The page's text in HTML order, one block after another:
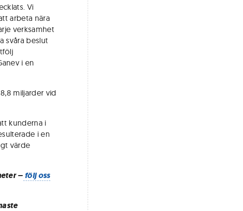
Vi
arbeta nära
verksamhet
svåra beslut
i en
miljarder vid
kunderna i
i en
värde
– följ oss